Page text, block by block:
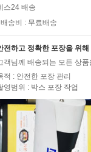
스24 배송
배송비 : 무료배송
전하고 정확한 포장을 위
객님께 배송되는 모든 상
적 : 안전한 포장 관리
영범위 : 박스 포장 작업